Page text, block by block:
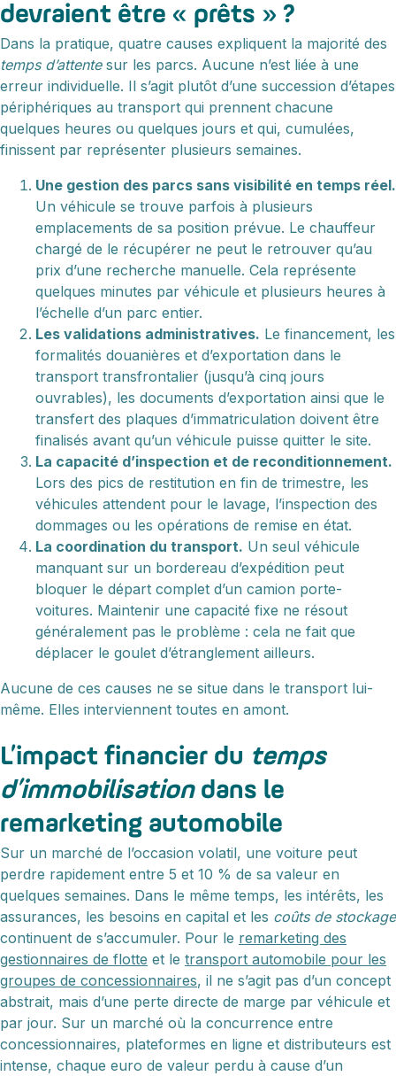
devraient être « prêts » ?
Dans la pratique, quatre causes expliquent la majorité des
temps d’attentesur les parcs. Aucune n’est liée à une
erreur individuelle. Il s’agit plutôt d’une succession d’étapes
périphériques au transport qui prennent chacune
quelques heures ou quelques jours et qui, cumulées,
finissent par représenter plusieurs semaines.
Une gestion des parcs sans visibilité en temps réel.
Un véhicule se trouve parfois à plusieurs
emplacements de sa position prévue. Le chauffeur
chargé de le récupérer ne peut le retrouver qu’au
prix d’une recherche manuelle. Cela représente
quelques minutes par véhicule et plusieurs heures à
l’échelle d’un parc entier.
Les validations administratives. Le financement, les
formalités douanières et d’exportation dans le
transport transfrontalier (jusqu’à cinq jours
ouvrables), les documents d’exportation ainsi que le
transfert des plaques d’immatriculation doivent être
finalisés avant qu’un véhicule puisse quitter le site.
La capacité d’inspection et de reconditionnement.
Lors des pics de restitution en fin de trimestre, les
véhicules attendent pour le lavage, l’inspection des
dommages ou les opérations de remise en état.
La coordination du transport. Un seul véhicule
manquant sur un bordereau d’expédition peut
bloquer le départ complet d’un camion porte-
voitures. Maintenir une capacité fixe ne résout
généralement pas le problème : cela ne fait que
déplacer le goulet d’étranglement ailleurs.
Aucune de ces causes ne se situe dans le transport lui-
même. Elles interviennent toutes en amont.
L’impact financier du temps
d’immobilisationdans le
remarketing automobile
Sur un marché de l’occasion volatil, une voiture peut
perdre rapidement entre 5 et 10 % de sa valeur en
quelques semaines. Dans le même temps, les intérêts, les
assurances, les besoins en capital et les coûts de stockage
continuent de s’accumuler. Pour le remarketing des
gestionnaires de flotte et le transport automobile pour les
groupes de concessionnaires, il ne s’agit pas d’un concept
abstrait, mais d’une perte directe de marge par véhicule et
par jour. Sur un marché où la concurrence entre
concessionnaires, plateformes en ligne et distributeurs est
intense, chaque euro de valeur perdu à cause d’un